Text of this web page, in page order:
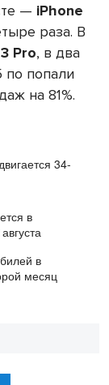
— iPhone
раза. В
Pro, в два
по попали
на 81%.
34-
в
в
месяц